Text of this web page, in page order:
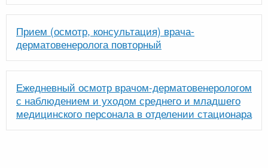
Прием (осмотр, консультация) врача-
дерматовенеролога повторный
Ежедневный осмотр врачом-дерматовенерологом
с наблюдением и уходом среднего и младшего
медицинского персонала в отделении стационара